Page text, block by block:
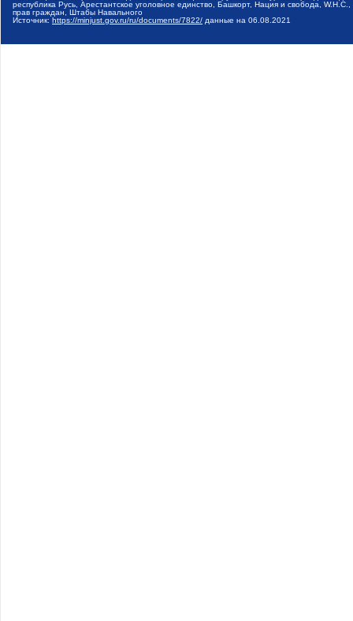
республика Русь, Арестантское уголовное единство, Башкорт, Нация и свобода,
прав граждан, Штабы Навального
Источник: https://minjust.gov.ru/ru/documents/7822/ данные на 06.08.2021